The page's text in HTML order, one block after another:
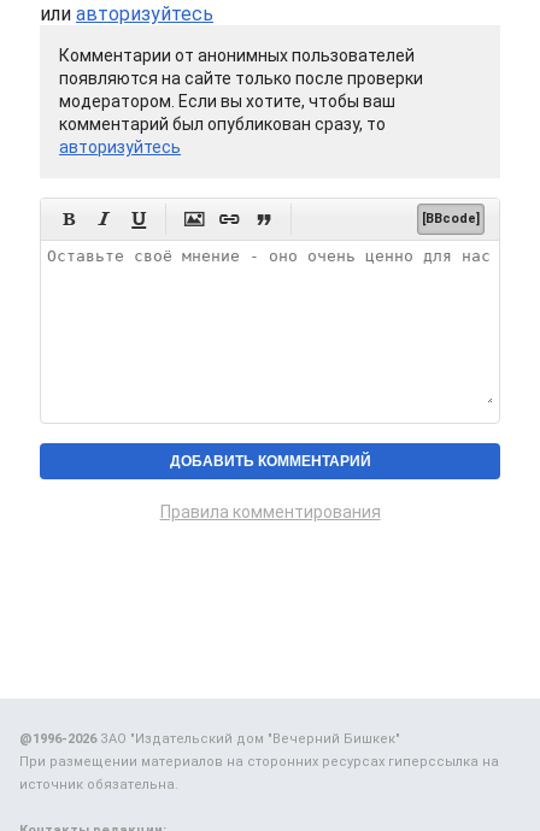
или авторизуйтесь
Комментарии от анонимных пользователей
появляются на сайте только после проверки
модератором. Если вы хотите, чтобы ваш
комментарий был опубликован сразу, то
авторизуйтесь
      [BBcode]
Правила комментирования
@1996-2026ЗАО "Издательский дом "Вечерний Бишкек"
При размещении материалов на сторонних ресурсах гиперссылка на
источник обязательна.